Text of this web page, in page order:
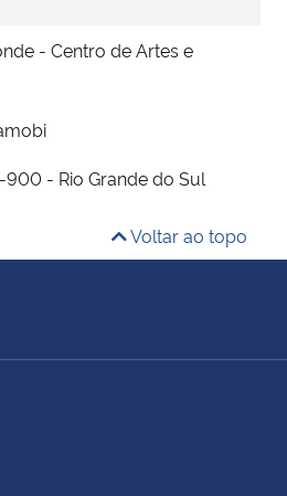
- Centro de Artes e
- Rio Grande do Sul
Voltar ao topo